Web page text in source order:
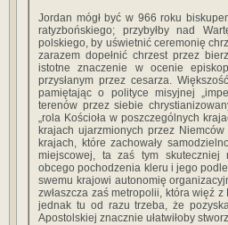
Jordan mógł być w 966 roku
ratyzbońskiego; przybyłby nad
polskiego, by uświetnić ceremonię
zarazem dopełnić chrzest przez
istotne znaczenie w ocenie
przysłanym przez cesarza.
pamiętając o polityce misyjnej
terenów przez siebie
„rola Kościoła w poszczególnych
krajach ujarzmionych przez
krajach, które zachowały
miejscowej, ta zaś tym skuteczniej
obcego pochodzenia kleru i jego
swemu krajowi autonomię
zwłaszcza zaś metropolii, która więź z
jednak tu od razu trzeba, że
Apostolskiej znacznie ułatwiłoby